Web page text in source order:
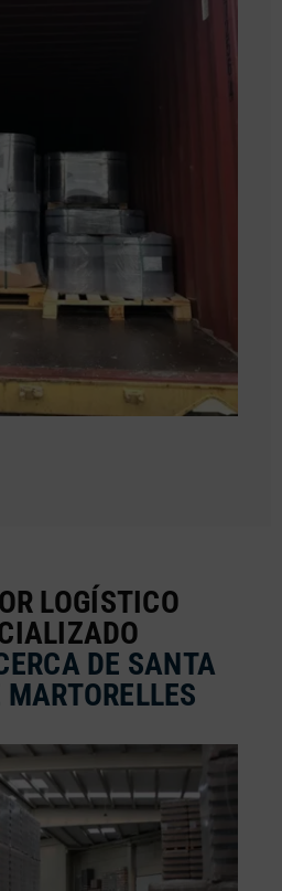
LOGÍSTICO
DE SANTA